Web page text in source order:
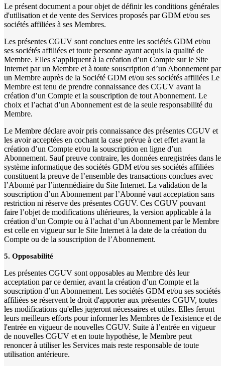
Le présent document a pour objet de définir les conditions générales
d'utilisation et de vente des Services proposés par GDM et/ou ses
sociétés affiliées à ses Membres.
Les présentes CGUV sont conclues entre les sociétés GDM et/ou
ses sociétés affiliées et toute personne ayant acquis la qualité de
Membre. Elles s’appliquent à la création d’un Compte sur le Site
Internet par un Membre et à toute souscription d’un Abonnement par
un Membre auprès de la Société GDM et/ou ses sociétés affiliées Le
Membre est tenu de prendre connaissance des CGUV avant la
création d’un Compte et la souscription de tout Abonnement. Le
choix et l’achat d’un Abonnement est de la seule responsabilité du
Membre.
Le Membre déclare avoir pris connaissance des présentes CGUV et
les avoir acceptées en cochant la case prévue à cet effet avant la
création d’un Compte et/ou la souscription en ligne d’un
Abonnement. Sauf preuve contraire, les données enregistrées dans le
système informatique des sociétés GDM et/ou ses sociétés affiliées
constituent la preuve de l’ensemble des transactions conclues avec
l’Abonné par l’intermédiaire du Site Internet. La validation de la
souscription d’un Abonnement par l’Abonné vaut acceptation sans
restriction ni réserve des présentes CGUV. Ces CGUV pouvant
faire l’objet de modifications ultérieures, la version applicable à la
création d’un Compte ou à l’achat d’un Abonnement par le Membre
est celle en vigueur sur le Site Internet à la date de la création du
Compte ou de la souscription de l’Abonnement.
5. Opposabilité
Les présentes CGUV sont opposables au Membre dès leur
acceptation par ce dernier, avant la création d’un Compte et la
souscription d’un Abonnement. Les sociétés GDM et/ou ses sociétés
affiliées se réservent le droit d'apporter aux présentes CGUV, toutes
les modifications qu'elles jugeront nécessaires et utiles. Elles feront
leurs meilleurs efforts pour informer les Membres de l'existence et de
l'entrée en vigueur de nouvelles CGUV. Suite à l’entrée en vigueur
de nouvelles CGUV et en toute hypothèse, le Membre peut
renoncer à utiliser les Services mais reste responsable de toute
utilisation antérieure.